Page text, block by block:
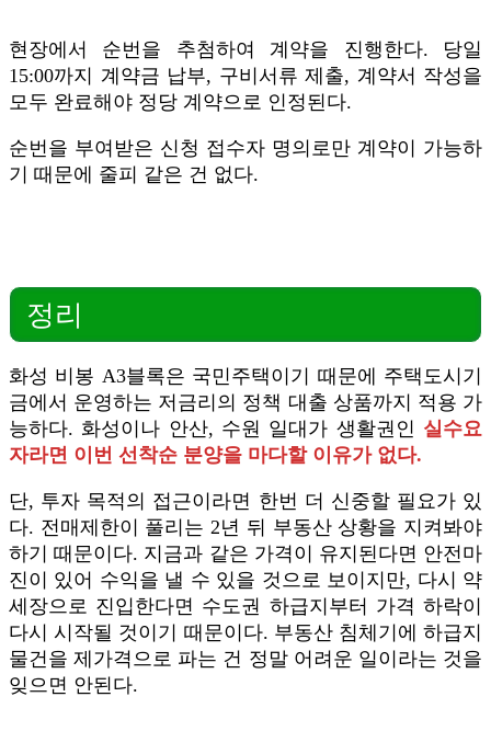
현장에서 순번을 추첨하여 계약을 진행한다. 당일
15:00까지 계약금 납부, 구비서류 제출, 계약서 작성을
모두 완료해야 정당 계약으로 인정된다.
순번을 부여받은 신청 접수자 명의로만 계약이 가능하
기 때문에 줄피 같은 건 없다.
정리
화성 비봉 A3블록은 국민주택이기 때문에 주택도시기
금에서 운영하는 저금리의 정책 대출 상품까지 적용 가
능하다. 화성이나 안산, 수원 일대가 생활권인 실수요
자라면 이번 선착순 분양을 마다할 이유가 없다.
단, 투자 목적의 접근이라면 한번 더 신중할 필요가 있
다. 전매제한이 풀리는 2년 뒤 부동산 상황을 지켜봐야
하기 때문이다. 지금과 같은 가격이 유지된다면 안전마
진이 있어 수익을 낼 수 있을 것으로 보이지만, 다시 약
세장으로 진입한다면 수도권 하급지부터 가격 하락이
다시 시작될 것이기 때문이다. 부동산 침체기에 하급지
물건을 제가격으로 파는 건 정말 어려운 일이라는 것을
잊으면 안된다.